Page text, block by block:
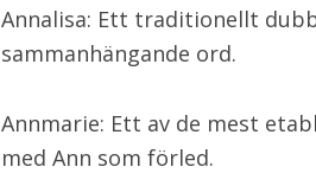
Annalisa: Ett traditionellt
sammanhängande ord.
Annmarie: Ett av de mest
med Ann som förled.